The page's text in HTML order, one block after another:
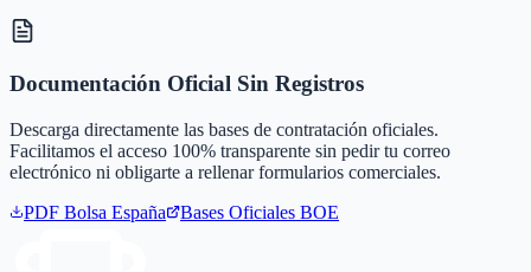
Documentación Oficial Sin Registros
Descarga directamente las bases de contratación oficiales.
Facilitamos el acceso 100% transparente sin pedir tu correo
electrónico ni obligarte a rellenar formularios comerciales.
PDF Bolsa España Bases Oficiales BOE